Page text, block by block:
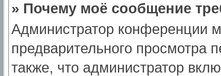
» Почему моё сообщение
Администратор конференции
предварительного просмотра
также, что администратор